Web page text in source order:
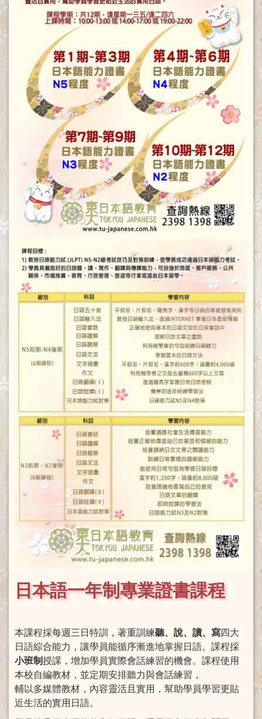
日本語一年制專業證書課程
本課程採每週三日特訓，著重訓練聽、說、讀、寫四大
日語綜合能力，讓學員能循序漸進地掌握日語。課程採
小班制授課，增加學員實際會話練習的機會。課程使用
本校自編教材，並定期安排聽力與會話練習，
輔以多媒體教材，內容靈活且實用，幫助學員學習更貼
近生活的實用日語。